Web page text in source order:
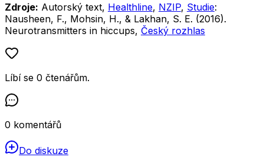
Zdroje: Autorský text, Healthline, NZIP, Studie:
Nausheen, F., Mohsin, H., & Lakhan, S. E. (2016).
Neurotransmitters in hiccups, Český rozhlas
Líbí se 0 čtenářům.
0 komentářů
Do diskuze